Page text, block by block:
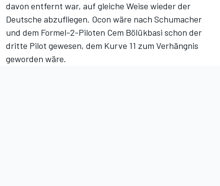
davon entfernt war, auf gleiche Weise wieder der
Deutsche abzufliegen. Ocon wäre nach Schumacher
und dem Formel-2-Piloten Cem Bölükbasi schon der
dritte Pilot gewesen, dem Kurve 11 zum Verhängnis
geworden wäre.